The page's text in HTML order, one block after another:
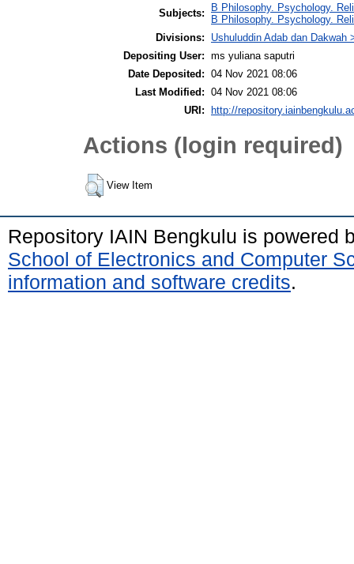
Subjects:
B Philosophy. Psychology.
B Philosophy. Psychology.
Divisions:
Ushuluddin Adab dan
Depositing User: ms yuliana saputri
Date Deposited: 04 Nov 2021 08:06
Last Modified: 04 Nov 2021 08:06
URI:
http://
Actions (login required)
View Item
Repository IAIN Bengkulu is powered
School of Electronics and Computer
information and software credits.